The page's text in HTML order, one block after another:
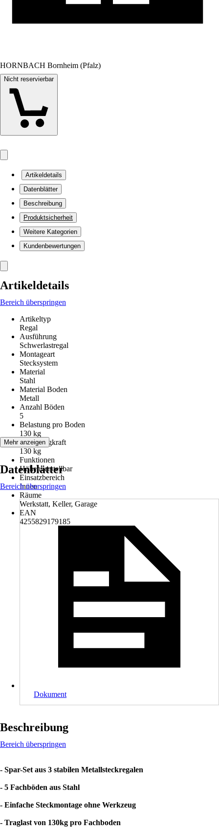
HORNBACH Bornheim (Pfalz)
Nicht reservierbar
Artikeldetails
Datenblätter
Beschreibung
Produktsicherheit
Weitere Kategorien
Kundenbewertungen
Artikeldetails
Bereich überspringen
Artikeltyp
Regal
Ausführung
Schwerlastregal
Montageart
Stecksystem
Material
Stahl
Material Boden
Metall
Anzahl Böden
5
Belastung pro Boden
130 kg
Max. Tragkraft
130 kg
Funktionen
Höhenverstellbar
Einsatzbereich
Innen
Räume
Werkstatt, Keller, Garage
EAN
4255829179185
Mehr anzeigen
Datenblätter
Bereich überspringen
Dokument
Beschreibung
Bereich überspringen
- Spar-Set aus 3 stabilen Metallsteckregalen
- 5 Fachböden aus Stahl
- Einfache Steckmontage ohne Werkzeug
- Traglast von 130kg pro Fachboden